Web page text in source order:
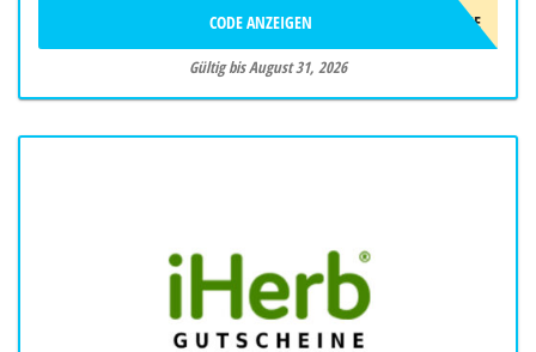
TO-GO-DOSE
CODE ANZEIGEN
Gültig bis August 31, 2026